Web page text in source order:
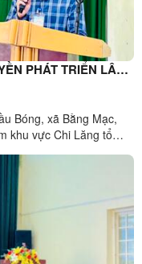
PHÁT TRIỂN LÂM
Bóng, xã Bằng Mạc,
khu vực Chi Lăng tổ
chủ rừng, thành viên tổ
địa ...